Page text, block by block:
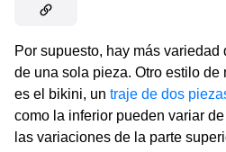
Por supuesto, hay más
de una sola pieza. Otro estilo de
es el bikini, un traje de dos
como la inferior pueden variar
las variaciones de la parte